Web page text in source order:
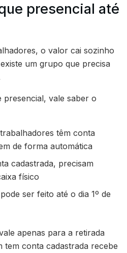
presencial até
o valor cai sozinho
um grupo que precisa
vale saber o
têm conta
de forma automática
cadastrada, precisam
físico
ser feito até o dia 1º de
apenas para a retirada
tem conta cadastrada recebe